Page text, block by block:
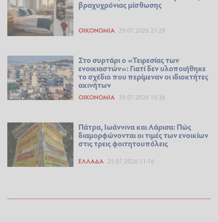
βραχυχρόνιας μίσθωσης
ΟΙΚΟΝΟΜΊΑ 29.07.2026 21:29
Στο συρτάρι ο «Τειρεσίας των
ενοικιαστών»: Γιατί δεν υλοποιήθηκε
το σχέδιο που περίμεναν οι ιδιοκτήτες
ακινήτων
ΟΙΚΟΝΟΜΊΑ 29.07.2026 10:36
Πάτρα, Ιωάννινα και Λάρισα: Πώς
διαμορφώνονται οι τιμές των ενοικίων
στις τρεις φοιτητουπόλεις
ΕΛΛΆΔΑ 25.07.2026 11:16